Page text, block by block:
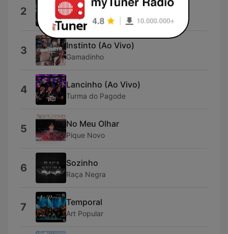
2 Confia (Ao Vivo)
Grupo Menos É Mais
3 Instinto (Ao Vivo)
Gamadinho
4 Lancinho (Ao Vivo)
Turma do Pagode
5 No Meu Olhar
Pique Novo
6 Sozinho
Raça Negra
7 Temporal
Art Popular